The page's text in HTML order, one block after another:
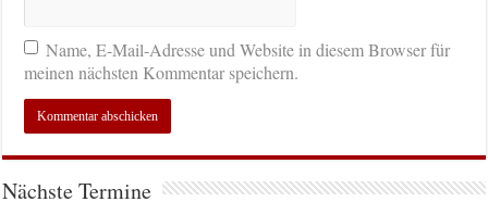
Name, E-Mail-Adresse und Website in diesem Browser für
meinen nächsten Kommentar speichern.
Nächste Termine